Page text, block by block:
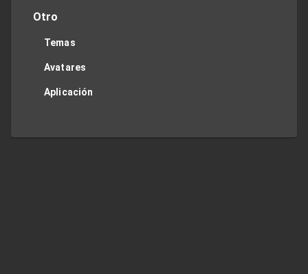
Otro
Temas
Avatares
Aplicación